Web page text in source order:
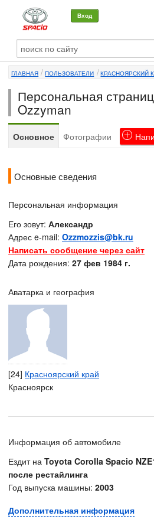
Вход
О машине
Автоклуб
Форумы
Сервисы и услуги
ГЛАВНАЯ ПОЛЬЗОВАТЕЛИ КРАСНОЯРСКИЙ
Персональная
Ozzyman
Основное Фотографии
Основные сведения
Персональная информация
Его зовут: Александр
Адрес e-mail: Ozzmozzis@bk.ru
Написать сообщение через сайт
Дата рождения: 27 фев 1984 г.
Аватарка и география
[24] Красноярский край
Красноярск
Информация об автомобиле
Ездит на Toyota Corolla Spacio
после рестайлинга
Год выпуска машины: 2003
Дополнительная информация